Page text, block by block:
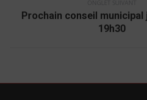
Onglet
Prochain conseil municipal
19h30